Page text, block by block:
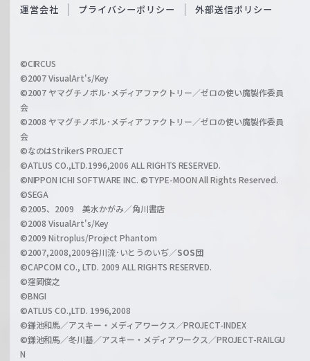
c
a
r
z
O
i
l
h
a
n
l
運営会社 プライバシーポリシー 外部送信ポリシー
©CIRCUS
©2007 VisualArt's/Key
©2007 ヤマグチノボル･メディアファクトリー／ゼロの使い魔製作委員
会
©2008 ヤマグチノボル･メディアファクトリー／ゼロの使い魔製作委員
会
©なのはStrikerS PROJECT
©ATLUS CO.,LTD.1996,2006 ALL RIGHTS RESERVED.
©NIPPON ICHI SOFTWARE INC. ©TYPE-MOON All Rights Reserved.
©SEGA
©2005、2009 美水かがみ／角川書店
©2008 VisualArt's/Key
©2009 Nitroplus/Project Phantom
©2007,2008,2009谷川流･いとうのいぢ／SOS団
©CAPCOM CO., LTD. 2009 ALL RIGHTS RESERVED.
©窪岡俊之
©BNGI
©ATLUS CO.,LTD. 1996,2008
©鎌池和馬／アスキー・メディアワークス／PROJECT-INDEX
©鎌池和馬／冬川基／アスキー・メディアワークス／PROJECT-RAILGU
N